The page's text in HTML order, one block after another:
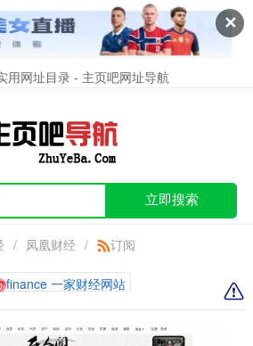
✕
用网址目录 - 主页吧网址导航
立即搜索
/ 凤凰财经 / 订阅
finance 一家财经网站